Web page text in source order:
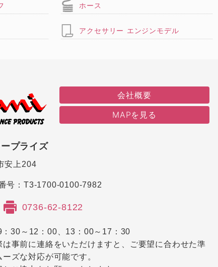
ホース
アクセサリー エンジンモデル
会社概要
MAPを見る
プライズ
安上204
号：T3-1700-0100-7982
0736-62-8122
：30～12：00、13：00～17：30
事前に連絡をいただけますと、ご要望に合わせた準
ズな対応が可能です。